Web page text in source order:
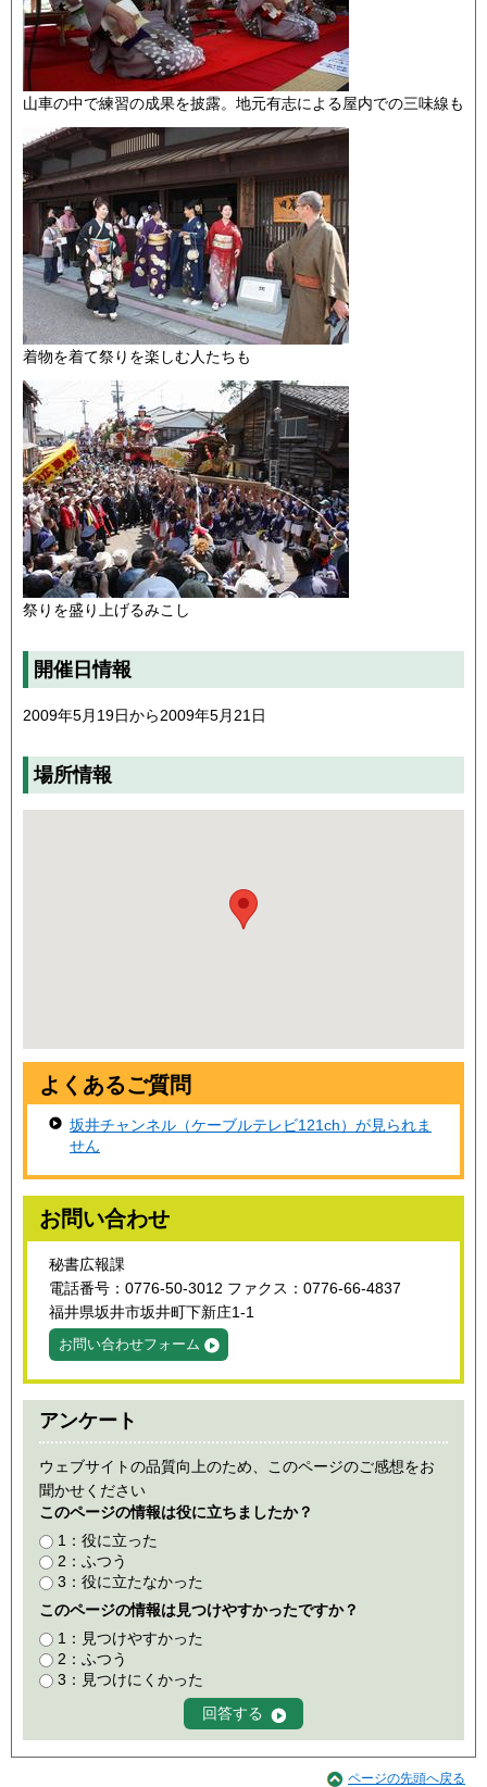
山車の中で練習の成果を披露。地元有志による屋内での三味線も
着物を着て祭りを楽しむ人たちも
祭りを盛り上げるみこし
開催日情報
2009年5月19日から2009年5月21日
場所情報
よくあるご質問
坂井チャンネル（ケーブルテレビ121ch）が見られま
せん
お問い合わせ
秘書広報課
電話番号：0776-50-3012 ファクス：0776-66-4837
福井県坂井市坂井町下新庄1-1
お問い合わせフォーム
アンケート
ウェブサイトの品質向上のため、このページのご感想をお
聞かせください
このページの情報は役に立ちましたか？
1：役に立った
2：ふつう
3：役に立たなかった
このページの情報は見つけやすかったですか？
1：見つけやすかった
2：ふつう
3：見つけにくかった
ページの先頭へ戻る